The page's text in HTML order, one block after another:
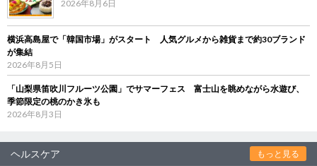
2026年8月6日
横浜高島屋で「韓国市場」がスタート 人気グルメから雑貨まで約30ブランド
が集結
2026年8月5日
「山梨県笛吹川フルーツ公園」でサマーフェス 富士山を眺めながら水遊び、
季節限定の桃のかき氷も
2026年8月3日
ヘルスケア もっと見る